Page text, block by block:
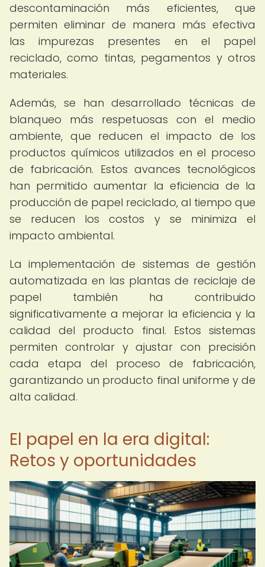
descontaminación más eficientes, que
permiten eliminar de manera más efectiva
las impurezas presentes en el papel
reciclado, como tintas, pegamentos y otros
materiales.
Además, se han desarrollado técnicas de
blanqueo más respetuosas con el medio
ambiente, que reducen el impacto de los
productos químicos utilizados en el proceso
de fabricación. Estos avances tecnológicos
han permitido aumentar la eficiencia de la
producción de papel reciclado, al tiempo que
se reducen los costos y se minimiza el
impacto ambiental.
La implementación de sistemas de gestión
automatizada en las plantas de reciclaje de
papel también ha contribuido
significativamente a mejorar la eficiencia y la
calidad del producto final. Estos sistemas
permiten controlar y ajustar con precisión
cada etapa del proceso de fabricación,
garantizando un producto final uniforme y de
alta calidad.
El papel en la era digital:
Retos y oportunidades